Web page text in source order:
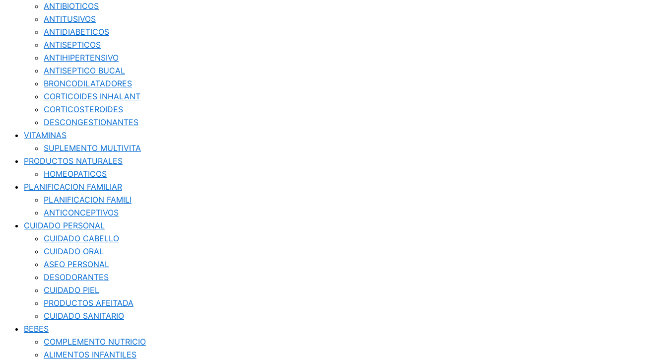
ANTIBIOTICOS
ANTITUSIVOS
ANTIDIABETICOS
ANTISEPTICOS
ANTIHIPERTENSIVO
ANTISEPTICO BUCAL
BRONCODILATADORES
CORTICOIDES INHALANT
CORTICOSTEROIDES
DESCONGESTIONANTES
VITAMINAS
SUPLEMENTO MULTIVITA
PRODUCTOS NATURALES
HOMEOPATICOS
PLANIFICACION FAMILIAR
PLANIFICACION FAMILI
ANTICONCEPTIVOS
CUIDADO PERSONAL
CUIDADO CABELLO
CUIDADO ORAL
ASEO PERSONAL
DESODORANTES
CUIDADO PIEL
PRODUCTOS AFEITADA
CUIDADO SANITARIO
BEBES
COMPLEMENTO NUTRICIO
ALIMENTOS INFANTILES